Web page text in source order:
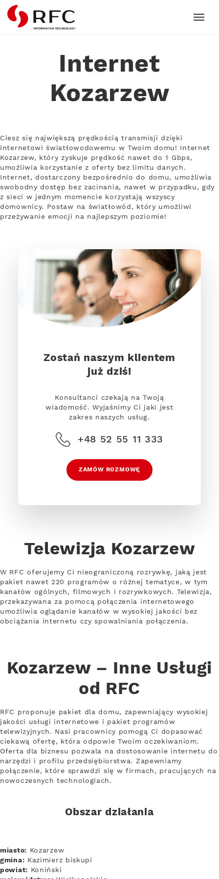
RFC
Internet
Kozarzew
Ciesz się największą prędkością transmisji dzięki
internetowi światłowodowemu w Twoim domu! Internet
Kozarzew, który zyskuje prędkość nawet do 1 Gbps,
umożliwia korzystanie z oferty bez limitu danych.
Internet, dostarczony bezpośrednio do domu, umożliwia
swobodny dostęp bez zacinania, nawet w przypadku, gdy
z sieci w jednym momencie korzystają wszyscy
domownicy. Postaw na światłowód, który umożliwi
przeżywanie emocji na najlepszym poziomie!
Zostań naszym klientem
już dziś!
Konsultanci czekają na Twoją
wiadomość. Wyjaśnimy Ci jaki jest
zakres naszych usług.
+48 52 55 11 333
ZAMÓW ROZMOWĘ
Telewizja Kozarzew
W RFC oferujemy Ci nieograniczoną rozrywkę, jaką jest
pakiet nawet 220 programów o różnej tematyce, w tym
kanałów ogólnych, filmowych i rozrywkowych. Telewizja,
przekazywana za pomocą połączenia internetowego
umożliwia oglądanie kanałów w wysokiej jakości bez
obciążania internetu czy spowalniania połączenia.
Kozarzew – Inne Usługi
od RFC
RFC proponuje pakiet dla domu, zapewniający wysokiej
jakości usługi internetowe i pakiet programów
telewizyjnych. Nasi pracownicy pomogą Ci dopasować
ciekawą ofertę, która odpowie Twoim oczekiwaniom.
Oferta dla biznesu pozwala na dostosowanie internetu do
narzędzi i profilu przedsiębiorstwa. Zapewniamy
połączenie, które sprawdzi się w firmach, pracujących na
nowoczesnych technologiach.
Obszar działania
miasto: Kozarzew
gmina: Kazimierz biskupi
powiat: Koniński